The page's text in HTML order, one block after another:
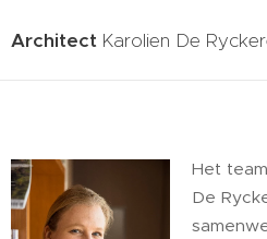
Architect Karolien De
Het
De